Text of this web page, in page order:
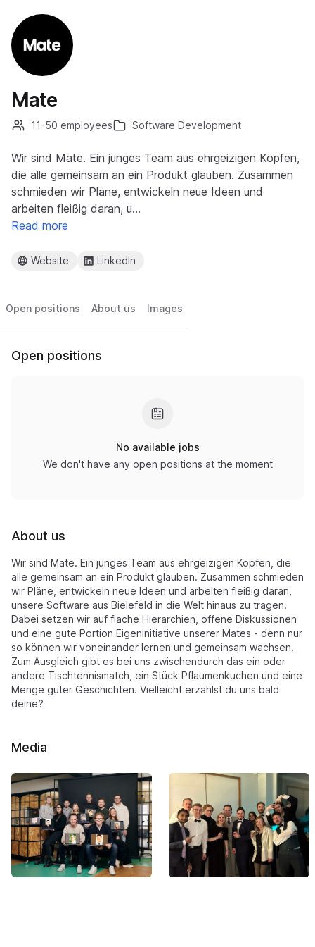
Mate
11-50 employees Software Development
Wir sind Mate. Ein junges Team aus ehrgeizigen Köpfen,
die alle gemeinsam an ein Produkt glauben. Zusammen
schmieden wir Pläne, entwickeln neue Ideen und
arbeiten fleißig daran, u…
Read more
Website LinkedIn
Open positions About us Images
Open positions
No available jobs
We don't have any open positions at the moment
About us
Wir sind Mate. Ein junges Team aus ehrgeizigen Köpfen, die
alle gemeinsam an ein Produkt glauben. Zusammen schmieden
wir Pläne, entwickeln neue Ideen und arbeiten fleißig daran,
unsere Software aus Bielefeld in die Welt hinaus zu tragen.
Dabei setzen wir auf flache Hierarchien, offene Diskussionen
und eine gute Portion Eigeninitiative unserer Mates - denn nur
so können wir voneinander lernen und gemeinsam wachsen.
Zum Ausgleich gibt es bei uns zwischendurch das ein oder
andere Tischtennismatch, ein Stück Pflaumenkuchen und eine
Menge guter Geschichten. Vielleicht erzählst du uns bald
deine?
Media